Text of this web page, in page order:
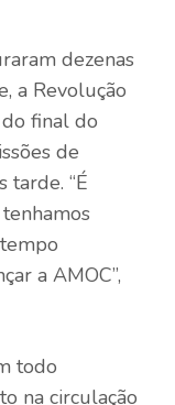
dezenas
a Revolução
final do
de
tarde. “É
a AMOC”,
todo
na circulação